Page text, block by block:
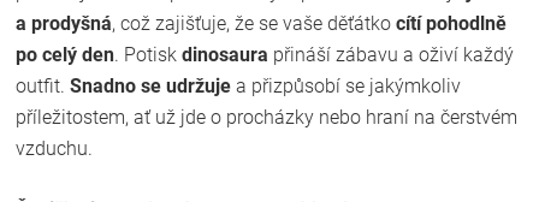
a prodyšná, což zajišťuje, že se vaše děťátko cítí pohodlně
po celý den. Potisk dinosaura přináší zábavu a oživí každý
outfit. Snadno se udržuje a přizpůsobí se jakýmkoliv
příležitostem, ať už jde o procházky nebo hraní na čerstvém
vzduchu.